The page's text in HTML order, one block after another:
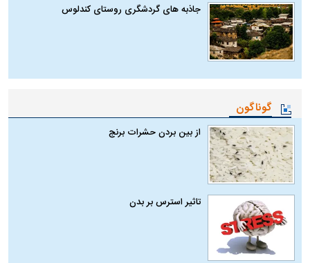
جاذبه های گردشگری روستای کندلوس
گوناگون
از بین بردن حشرات برنج
تاثیر استرس بر بدن